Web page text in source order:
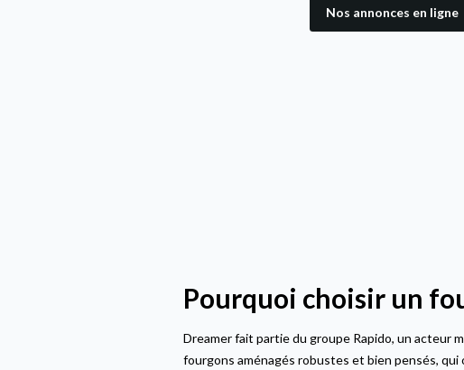
Nos annonces en ligne
Pourquoi choisir un
Dreamer fait partie du groupe Rapido, un acteur
fourgons aménagés robustes et bien pensés,